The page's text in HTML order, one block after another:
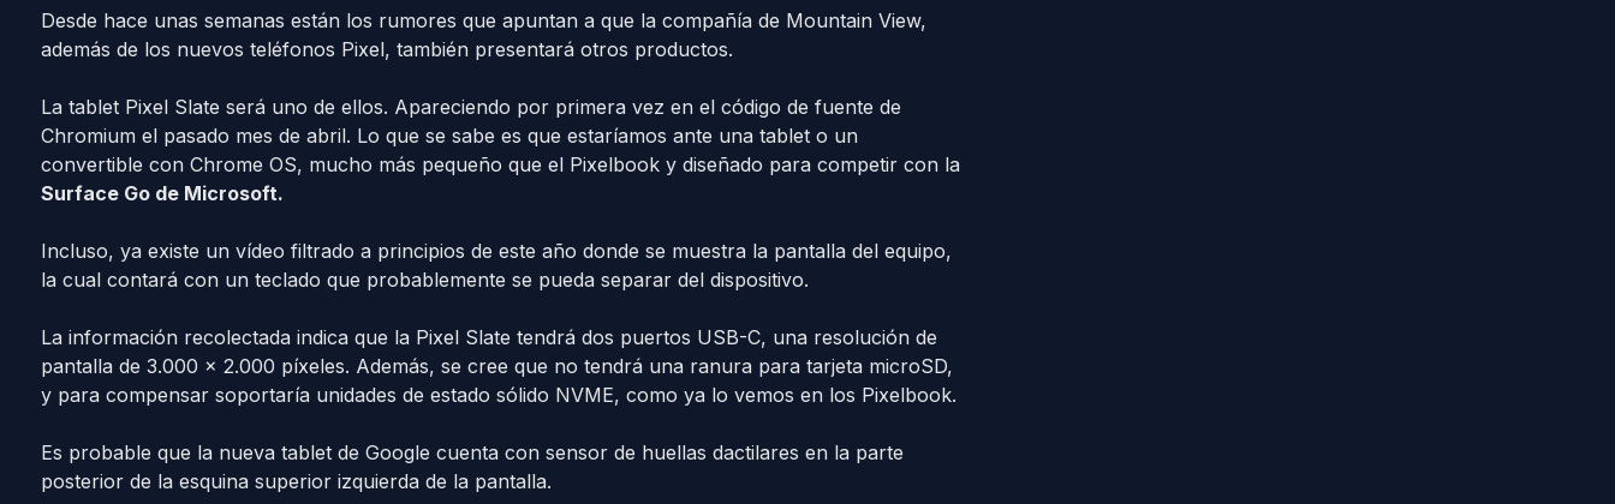
Desde hace unas semanas están los rumores que apuntan a que la compañía de Mountain View,
además de los nuevos teléfonos Pixel, también presentará otros productos.
La tablet Pixel Slate será uno de ellos. Apareciendo por primera vez en el código de fuente de
Chromium el pasado mes de abril. Lo que se sabe es que estaríamos ante una tablet o un
convertible con Chrome OS, mucho más pequeño que el Pixelbook y diseñado para competir con la
Surface Go de Microsoft.
Incluso, ya existe un vídeo filtrado a principios de este año donde se muestra la pantalla del equipo,
la cual contará con un teclado que probablemente se pueda separar del dispositivo.
La información recolectada indica que la Pixel Slate tendrá dos puertos USB-C, una resolución de
pantalla de 3.000 x 2.000 píxeles. Además, se cree que no tendrá una ranura para tarjeta microSD,
y para compensar soportaría unidades de estado sólido NVME, como ya lo vemos en los Pixelbook.
Es probable que la nueva tablet de Google cuenta con sensor de huellas dactilares en la parte
posterior de la esquina superior izquierda de la pantalla.